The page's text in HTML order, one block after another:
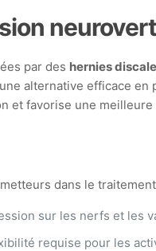
par des hernies
alternative efficace
et favorise une
dans le
sur les nerfs et les
requise pour les